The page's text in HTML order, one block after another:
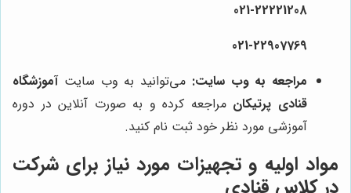
021-22221208
021-22907769
مراجعه به وب سایت: می‌توانید به وب سایتآموزشگاه
قنادی پرتیکان مراجعه کرده و به صورت آنلاین در دوره
آموزشی مورد نظر خود ثبت نام کنید.
مواد اولیه و تجهیزات مورد نیاز برای شرکت